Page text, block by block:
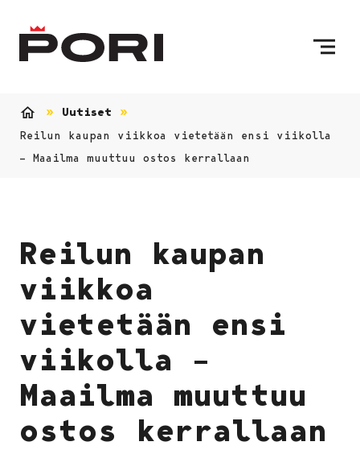
Uutiset
Reilun kaupan viikkoa vietetään ensi viikolla
– Maailma muuttuu ostos kerrallaan
Reilun kaupan
viikkoa
vietetään ensi
viikolla –
Maailma muuttuu
ostos kerrallaan